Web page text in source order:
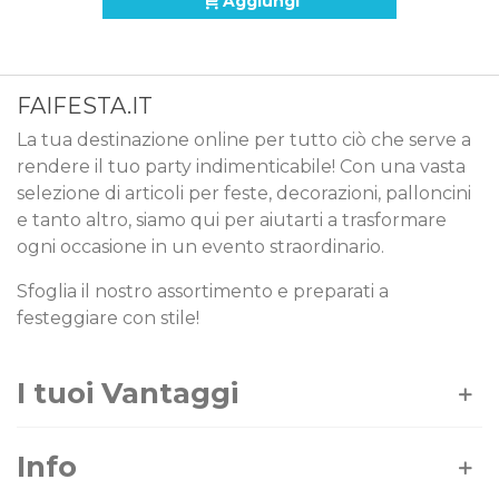
FAIFESTA.IT
La tua destinazione online per tutto ciò che serve a
rendere il tuo party indimenticabile! Con una vasta
selezione di articoli per feste, decorazioni, palloncini
e tanto altro, siamo qui per aiutarti a trasformare
ogni occasione in un evento straordinario.
Sfoglia il nostro assortimento e preparati a
festeggiare con stile!
I tuoi Vantaggi
Info